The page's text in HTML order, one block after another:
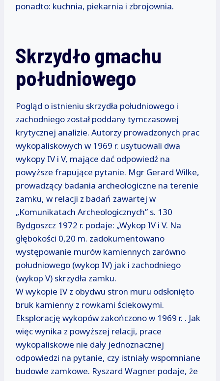
ponadto: kuchnia, piekarnia i zbrojownia.
Skrzydło gmachu
południowego
Pogląd o istnieniu skrzydła południowego i
zachodniego został poddany tymczasowej
krytycznej analizie. Autorzy prowadzonych prac
wykopaliskowych w 1969 r. usytuowali dwa
wykopy IV i V, mające dać odpowiedź na
powyższe frapujące pytanie. Mgr Gerard Wilke,
prowadzący badania archeologiczne na terenie
zamku, w relacji z badań zawartej w
„Komunikatach Archeologicznych” s. 130
Bydgoszcz 1972 r. podaje: „Wykop IV i V. Na
głębokości 0,20 m. zadokumentowano
występowanie murów kamiennych zarówno
południowego (wykop IV) jak i zachodniego
(wykop V) skrzydła zamku.
W wykopie IV z obydwu stron muru odsłonięto
bruk kamienny z rowkami ściekowymi.
Eksplorację wykopów zakończono w 1969 r. . Jak
więc wynika z powyższej relacji, prace
wykopaliskowe nie dały jednoznacznej
odpowiedzi na pytanie, czy istniały wspomniane
budowle zamkowe. Ryszard Wagner podaje, że